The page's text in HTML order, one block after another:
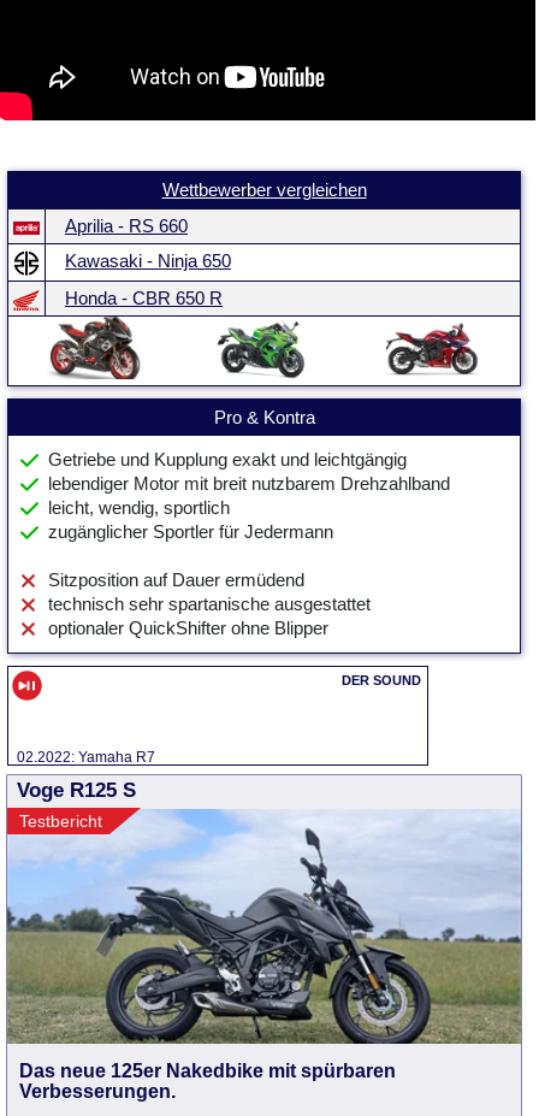
Wettbewerber vergleichen
Aprilia - RS 660
Kawasaki - Ninja 650
Honda - CBR 650 R
Pro & Kontra
Getriebe und Kupplung exakt und leichtgängig
lebendiger Motor mit breit nutzbarem Drehzahlband
leicht, wendig, sportlich
zugänglicher Sportler für Jedermann
Sitzposition auf Dauer ermüdend
technisch sehr spartanische ausgestattet
optionaler QuickShifter ohne Blipper
02.2022: Yamaha R7
Voge R125 S
Testbericht
Das neue 125er Nakedbike mit spürbaren
Verbesserungen.